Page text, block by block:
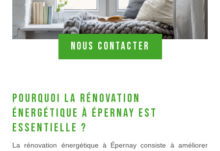
Nous contacter
Pourquoi la rénovation
énergétique à Épernay est
essentielle ?
La rénovation énergétique à Épernay consiste à améliorer